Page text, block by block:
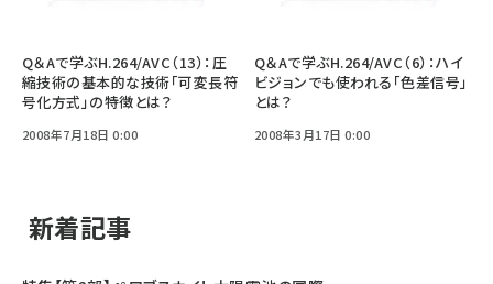
Q＆Aで学ぶH.264/AVC（13）：圧
縮技術の基本的な技術「可変長符
号化方式」の特徴とは？
2008年7月18日 0:00
Q＆Aで学ぶH.264/AVC（6）：ハイ
ビジョンでも使われる「色差信号」
とは？
2008年3月17日 0:00
新着記事